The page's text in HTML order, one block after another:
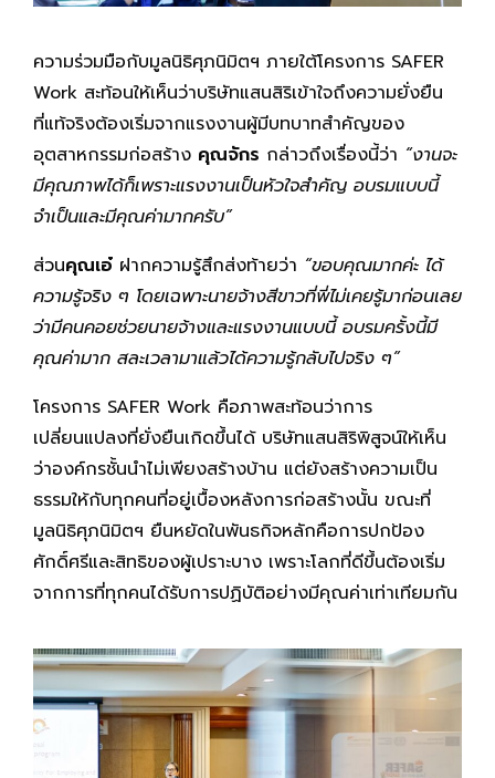
ความร่วมมือกับมูลนิธิศุภนิมิตฯ ภายใต้โครงการ SAFER
Work สะท้อนให้เห็นว่าบริษัทแสนสิริเข้าใจถึงความยั่งยืน
ที่แท้จริงต้องเริ่มจากแรงงานผู้มีบทบาทสำคัญของ
อุตสาหกรรมก่อสร้าง คุณจักร กล่าวถึงเรื่องนี้ว่า “งานจะ
มีคุณภาพได้ก็เพราะแรงงานเป็นหัวใจสำคัญ อบรมแบบนี้
จำเป็นและมีคุณค่ามากครับ”
ส่วนคุณเอ๋ ฝากความรู้สึกส่งท้ายว่า “ขอบคุณมากค่ะ ได้
ความรู้จริง ๆ โดยเฉพาะนายจ้างสีขาวที่พี่ไม่เคยรู้มาก่อนเลย
ว่ามีคนคอยช่วยนายจ้างและแรงงานแบบนี้ อบรมครั้งนี้มี
คุณค่ามาก สละเวลามาแล้วได้ความรู้กลับไปจริง ๆ”
โครงการ SAFER Work คือภาพสะท้อนว่าการ
เปลี่ยนแปลงที่ยั่งยืนเกิดขึ้นได้ บริษัทแสนสิริพิสูจน์ให้เห็น
ว่าองค์กรชั้นนำไม่เพียงสร้างบ้าน แต่ยังสร้างความเป็น
ธรรมให้กับทุกคนที่อยู่เบื้องหลังการก่อสร้างนั้น ขณะที่
มูลนิธิศุภนิมิตฯ ยืนหยัดในพันธกิจหลักคือการปกป้อง
ศักดิ์ศรีและสิทธิของผู้เปราะบาง เพราะโลกที่ดีขึ้นต้องเริ่ม
จากการที่ทุกคนได้รับการปฏิบัติอย่างมีคุณค่าเท่าเทียมกัน